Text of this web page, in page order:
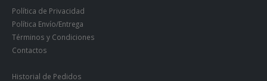
Política de Privacidad
Política Envío/Entrega
Términos y Condiciones
Contactos
Historial de Pedidos